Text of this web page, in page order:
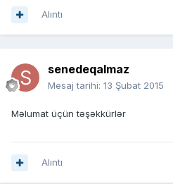
Alıntı
senedeqalmaz
Mesaj tarihi: 13 Şubat 2015
Məlumat üçün təşəkkürlər
Alıntı